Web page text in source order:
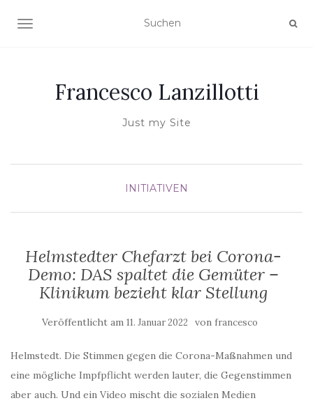
NAVIGATION UMSCHALTEN
Francesco Lanzillotti
Just my Site
INITIATIVEN
Helmstedter Chefarzt bei Corona-
Demo: DAS spaltet die Gemüter –
Klinikum bezieht klar Stellung
Veröffentlicht am 11. Januar 2022 von francesco
Helmstedt. Die Stimmen gegen die Corona-Maßnahmen und
eine mögliche Impfpflicht werden lauter, die Gegenstimmen
aber auch. Und ein Video mischt die sozialen Medien